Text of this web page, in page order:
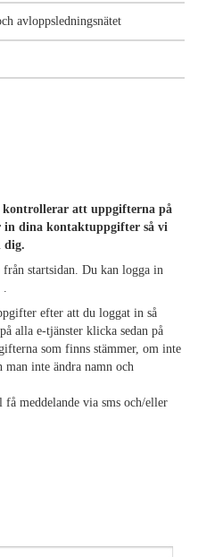
avloppsledningsnätet
att uppgifterna på
in dina kontaktuppgifter så vi
dig.
startsidan. Du kan logga in
efter att du loggat in så
alla e-tjänster klicka sedan på
som finns stämmer, om inte
man inte ändra namn och
meddelande via sms och/eller